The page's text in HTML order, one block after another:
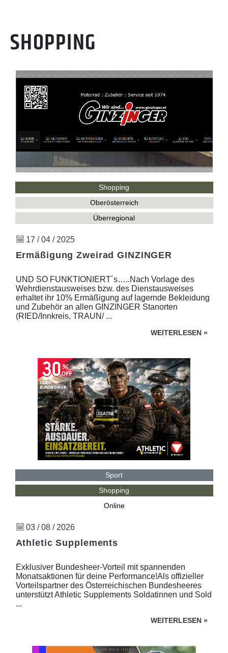
SHOPPING
Shopping
Oberösterreich
Überregional
17 / 04 / 2025
Ermäßigung Zweirad GINZINGER
UND SO FUNKTIONIERT´s…..Nach Vorlage des
Wehrdienstausweises bzw. des Dienstausweises
erhaltet ihr 10% Ermäßigung auf lagernde Bekleidung
und Zubehör an allen GINZINGER Stanorten
(RIED/Innkreis, TRAUN/ ...
WEITERLESEN »
Sport
Shopping
Online
03 / 08 / 2026
Athletic Supplements
Exklusiver Bundesheer-Vorteil mit spannenden
Monatsaktionen für deine Performance!Als offizieller
Vorteilspartner des Österreichischen Bundesheeres
unterstützt Athletic Supplements Soldatinnen und Sold
...
WEITERLESEN »